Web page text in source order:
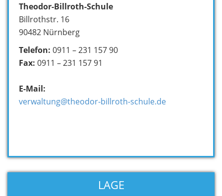
Theodor-Billroth-Schule
Billrothstr. 16
90482 Nürnberg
Telefon: 0911 – 231 157 90
Fax: 0911 – 231 157 91
E-Mail:
verwaltung@theodor-billroth-schule.de
LAGE